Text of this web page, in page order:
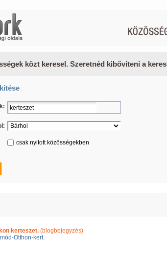
közt keresel. Szeretnéd kibővíteni a
csak nyitott közösségekben
kerteszet.(blogbejegyzés)
Otthon-kert.